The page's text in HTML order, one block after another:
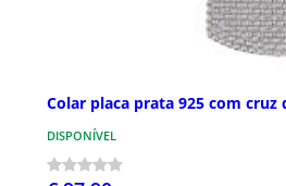
Colar placa prata 925 com cruz
DISPONÍVEL